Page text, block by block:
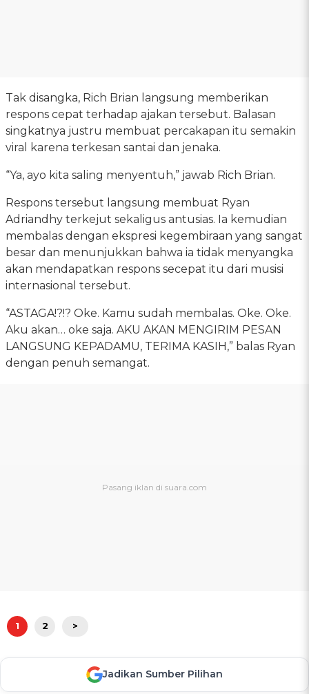
Tak disangka, Rich Brian langsung memberikan
respons cepat terhadap ajakan tersebut. Balasan
singkatnya justru membuat percakapan itu semakin
viral karena terkesan santai dan jenaka.
“Ya, ayo kita saling menyentuh,” jawab Rich Brian.
Respons tersebut langsung membuat Ryan
Adriandhy terkejut sekaligus antusias. Ia kemudian
membalas dengan ekspresi kegembiraan yang sangat
besar dan menunjukkan bahwa ia tidak menyangka
akan mendapatkan respons secepat itu dari musisi
internasional tersebut.
“ASTAGA!?!? Oke. Kamu sudah membalas. Oke. Oke.
Aku akan… oke saja. AKU AKAN MENGIRIM PESAN
LANGSUNG KEPADAMU, TERIMA KASIH,” balas Ryan
dengan penuh semangat.
1 2 >
Jadikan Sumber Pilihan